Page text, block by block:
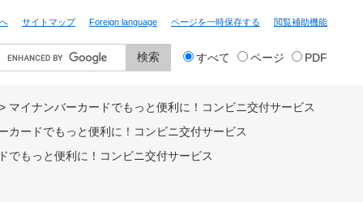
サイトマップ Foreign language ページを一時保存する 閲覧補助機能
検
象
すべて ページ PDF
> マイナンバーカードでもっと便利に！コンビニ交付サービス
カードでもっと便利に！コンビニ交付サービス
でもっと便利に！コンビニ交付サービス